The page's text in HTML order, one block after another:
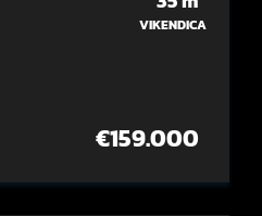
VIKENDICA
€159.000